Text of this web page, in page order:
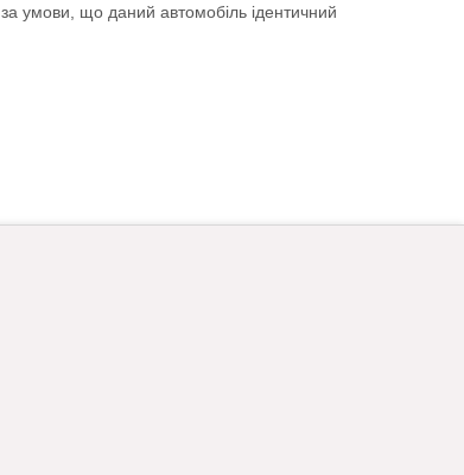
умови, що даний автомобіль ідентичний